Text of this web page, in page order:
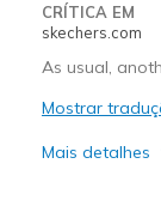
CRÍTICA EM
skechers.com
As usual,
Mostrar
Mais detalhes